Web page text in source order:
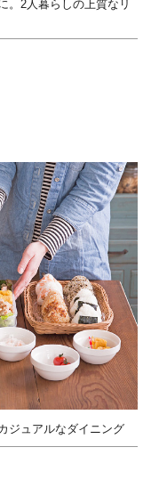
。2人暮らしの上質なリ
ジュアルなダイニング